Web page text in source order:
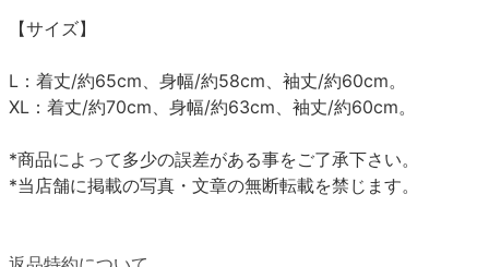
【サイズ】
L：着丈/約65cm、身幅/約58cm、袖丈/約60cm。
XL：着丈/約70cm、身幅/約63cm、袖丈/約60cm。
*商品によって多少の誤差がある事をご了承下さい。
*当店舗に掲載の写真・文章の無断転載を禁じます。